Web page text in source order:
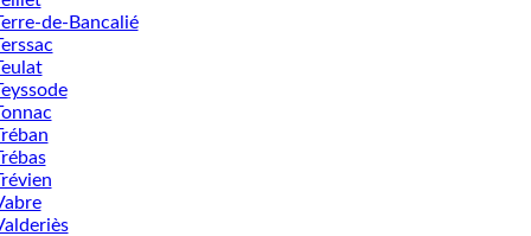
de-Bancalié